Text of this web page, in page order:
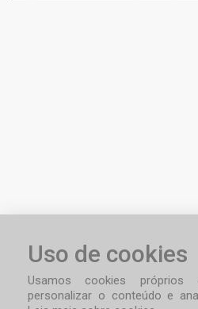
Uso de cookies
Usamos cookies
personalizar o conteúdo e